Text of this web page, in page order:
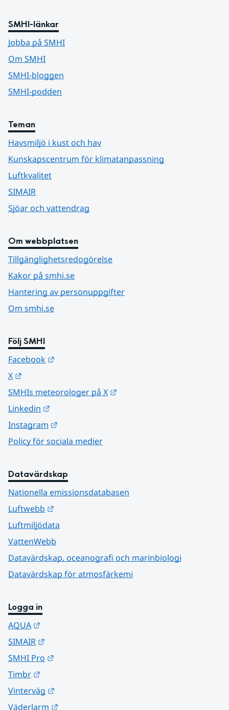
SMHI-länkar
Jobba på SMHI
Om SMHI
SMHI-bloggen
SMHI-podden
Teman
Havsmiljö i kust och hav
Kunskapscentrum för klimatanpassning
Luftkvalitet
SIMAIR
Sjöar och vattendrag
Om webbplatsen
Tillgänglighetsredogörelse
Kakor på smhi.se
Hantering av personuppgifter
Om smhi.se
Följ SMHI
Facebook
X
SMHIs meteorologer på X
Linkedin
Instagram
Policy för sociala medier
Datavärdskap
Nationella emissionsdatabasen
Luftwebb
Luftmiljödata
VattenWebb
Datavärdskap, oceanografi och marinbiologi
Datavärdskap för atmosfärkemi
Logga in
AQUA
SIMAIR
SMHI Pro
Timbr
Vinterväg
Väderlarm